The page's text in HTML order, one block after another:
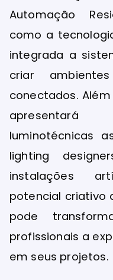
Automação
como a
integrada a
criar
conectados.
luminotécnicas
lighting
instalações
potencial criativo
pode
profissionais a
em seus projetos.